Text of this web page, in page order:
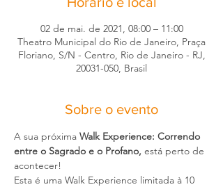
02 de mai. de 2021, 08:00 – 11:00
Theatro Municipal do Rio de Janeiro, Praça
Floriano, S/N - Centro, Rio de Janeiro - RJ,
20031-050, Brasil
Sobre o evento
A sua próxima Walk Experience: Correndo
entre o Sagrado e o Profano, está perto de
acontecer!
Esta é uma Walk Experience limitada à 10